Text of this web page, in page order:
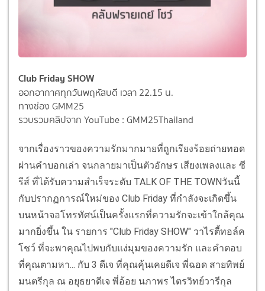
Club Friday SHOW
ออกอากาศทุกวันพฤหัสบดี เวลา 22.15 น.
ทางช่อง GMM25
รวบรวมคลิปจาก YouTube : GMM25Thailand
จากเรื่องราวของความรักมากมายที่ถูกเรียงร้อยถ่ายทอด
ผ่านคำบอกเล่า จนกลายมาเป็นตัวอักษร เสียงเพลงเเละ ซี
รีส์ ที่ได้รับความสำเร็จระดับ TALK OF THE TOWNวันนี้
กับปรากฏการณ์ใหม่ของ Club Friday ที่กำลังจะเกิดขึ้น
บนหน้าจอโทรทัศน์เป็นครั้งแรกที่ความรักจะเข้าใกล้คุณ
มากยิ่งขึ้น ใน รายการ "Club Friday SHOW" วาไรตี้ทอล์ค
โชว์ ที่จะพาคุณไปพบกับแง่มุมของความรัก และคำตอบ
ที่คุณตามหา... กับ 3 ดีเจ ที่คุณคุ้นเคยดีเจ พี่ฉอด สายทิพย์
มนตรีกุล ณ อยุธยาดีเจ พี่อ้อย นภาพร ไตรวิทย์วารีกุล